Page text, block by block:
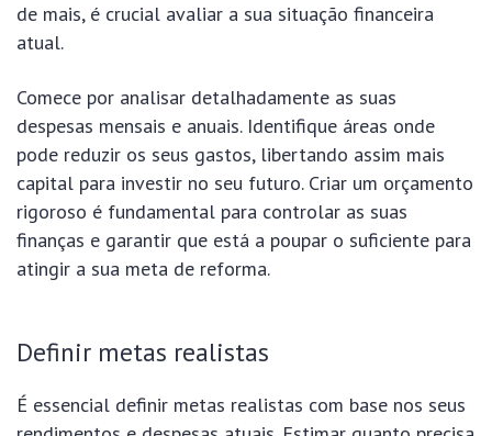
de mais, é crucial avaliar a sua situação financeira
atual.
Comece por analisar detalhadamente as suas
despesas mensais e anuais. Identifique áreas onde
pode reduzir os seus gastos, libertando assim mais
capital para investir no seu futuro. Criar um orçamento
rigoroso é fundamental para controlar as suas
finanças e garantir que está a poupar o suficiente para
atingir a sua meta de reforma.
Definir metas realistas
É essencial definir metas realistas com base nos seus